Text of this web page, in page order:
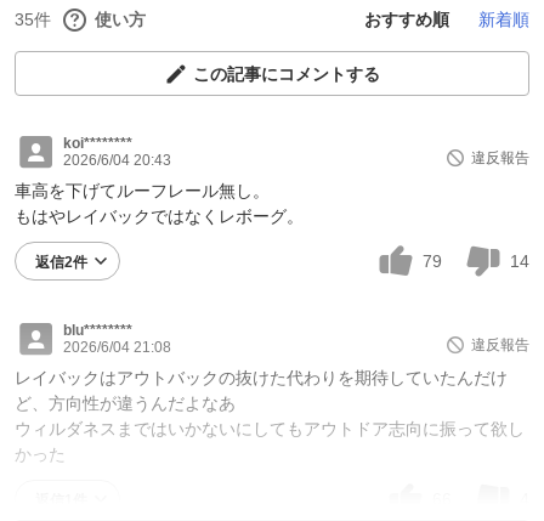
35件 使い方 おすすめ順 新着順
この記事にコメントする
koi********
2026/6/04 20:43
違反報告
車高を下げてルーフレール無し。
もはやレイバックではなくレボーグ。
返信2件 79 14
blu********
2026/6/04 21:08
違反報告
レイバックはアウトバックの抜けた代わりを期待していたんだけ
ど、方向性が違うんだよなあ
ウィルダネスまではいかないにしてもアウトドア志向に振って欲し
かった